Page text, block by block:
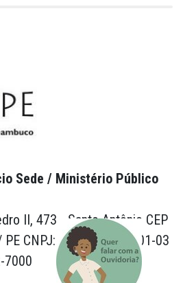
Sede / Ministério Público
II, 473 - Santo Antônio CEP
CNPJ: 24.417.065/0001-03
7000